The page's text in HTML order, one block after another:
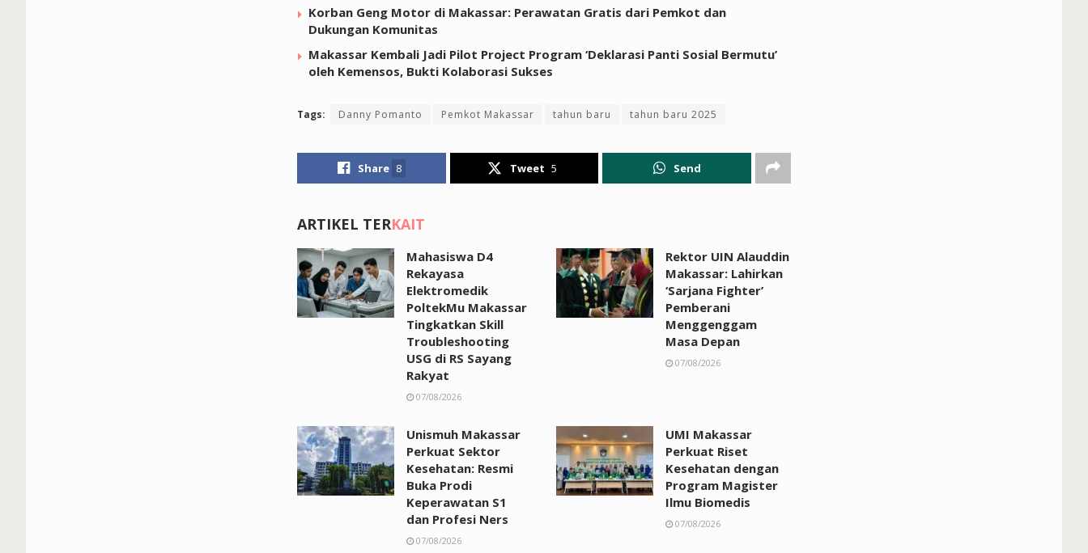
Korban Geng Motor di Makassar: Perawatan Gratis dari Pemkot dan
Dukungan Komunitas
Makassar Kembali Jadi Pilot Project Program ‘Deklarasi Panti Sosial Bermutu’
oleh Kemensos, Bukti Kolaborasi Sukses
Tags: Danny Pomanto Pemkot Makassar tahun baru tahun baru 2025
Share 8 Tweet 5 Send
ARTIKEL TERKAIT
Mahasiswa D4
Rekayasa
Elektromedik
PoltekMu Makassar
Tingkatkan Skill
Troubleshooting
USG di RS Sayang
Rakyat
07/08/2026
Rektor UIN Alauddin
Makassar: Lahirkan
‘Sarjana Fighter’
Pemberani
Menggenggam
Masa Depan
07/08/2026
Unismuh Makassar
Perkuat Sektor
Kesehatan: Resmi
Buka Prodi
Keperawatan S1
dan Profesi Ners
07/08/2026
UMI Makassar
Perkuat Riset
Kesehatan dengan
Program Magister
Ilmu Biomedis
07/08/2026